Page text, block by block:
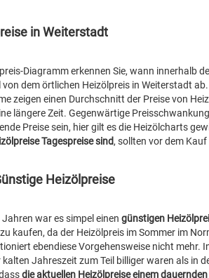
in Weiterstadt
Diagramm erkennen Sie, wann innerhalb
dem örtlichen Heizölpreis in Weiterstadt
zeigen einen Durchschnitt der Preise von
längere Zeit. Gegenwärtige
Preise sein, hier gilt es die Heizölcharts
Tagespreise sind, sollten vor dem
Heizölpreise
war es simpel einen günstigen
kaufen, da der Heizölpreis im Sommer im
ebendiese Vorgehensweise nicht mehr.
kalten Jahreszeit zum Teil billiger waren als in
die aktuellen Heizölpreise einem